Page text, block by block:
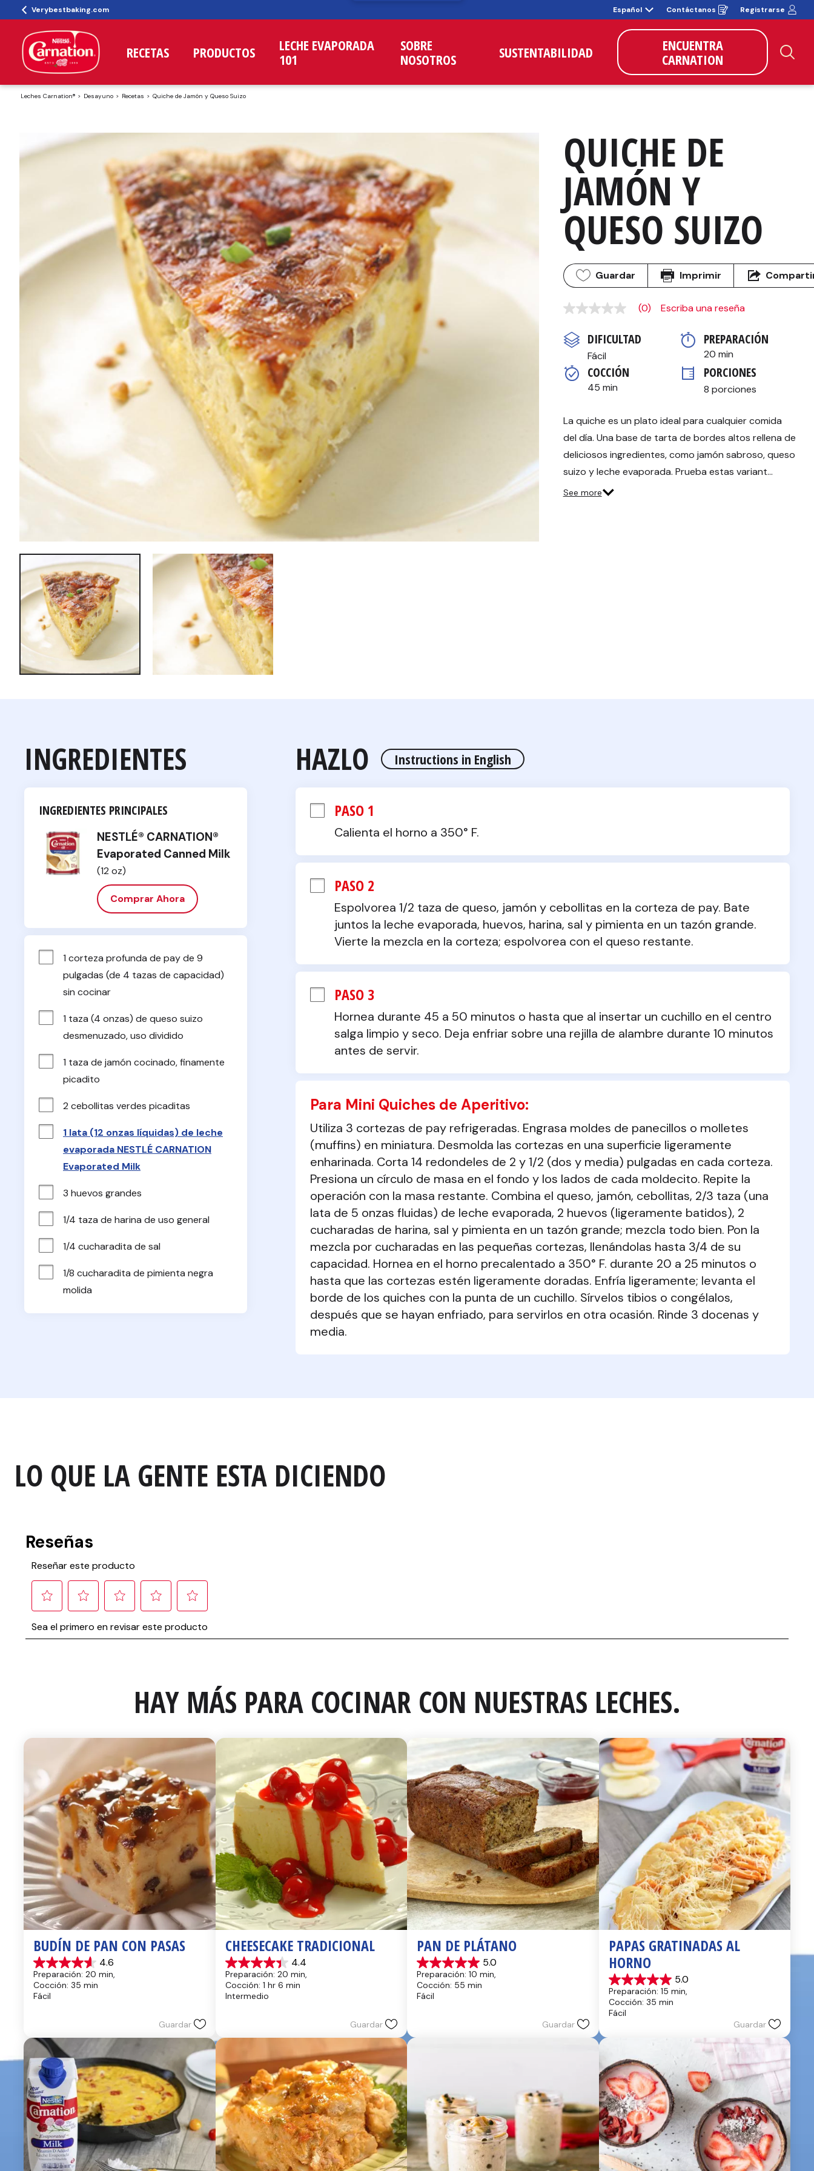
Verybestbaking.com Español Contáctanos
Opens
in
a
window
Registrarse
RECETAS PRODUCTOS
LECHE EVAPORADA
101
SOBRE
NOSOTROS
SUSTENTABILIDAD
ENCUENTRA
CARNATION
Leches Carnation® Desayuno Recetas Quiche de Jamón y Queso Suizo
QUICHE DE
JAMÓN Y
QUESO SUIZO
Guardar Imprimir
Sin
Enlace
en
misma
página.
(0) Escriba una reseña
DIFICULTAD
Fácil
PREPARACIÓN
20 min
COCCIÓN
45 min
PORCIONES
8 porciones
La quiche es un plato ideal para cualquier comida
del día. Una base de tarta de bordes altos rellena de
deliciosos ingredientes, como jamón sabroso, queso
suizo y leche evaporada. Prueba estas variant…
See more
INGREDIENTES
INGREDIENTES PRINCIPALES
NESTLÉ® CARNATION®
Evaporated Canned Milk
(12 oz)
Comprar Ahora
1 corteza profunda de pay de 9
pulgadas (de 4 tazas de capacidad)
sin cocinar
1 taza (4 onzas) de queso suizo
desmenuzado, uso dividido
1 taza de jamón cocinado, finamente
picadito
2 cebollitas verdes picaditas
1 lata (12 onzas líquidas) de leche
evaporada NESTLÉ CARNATION
Evaporated Milk
3 huevos grandes
1/4 taza de harina de uso general
1/4 cucharadita de sal
1/8 cucharadita de pimienta negra
molida
HAZLO Instructions in English
PASO 1
Calienta el horno a 350° F.
PASO 2
Espolvorea 1/2 taza de queso, jamón y cebollitas en la corteza de pay. Bate
juntos la leche evaporada, huevos, harina, sal y pimienta en un tazón grande.
Vierte la mezcla en la corteza; espolvorea con el queso restante.
PASO 3
Hornea durante 45 a 50 minutos o hasta que al insertar un cuchillo en el centro
salga limpio y seco. Deja enfriar sobre una rejilla de alambre durante 10 minutos
antes de servir.
Para Mini Quiches de Aperitivo:
Utiliza 3 cortezas de pay refrigeradas. Engrasa moldes de panecillos o molletes
(muffins) en miniatura. Desmolda las cortezas en una superficie ligeramente
enharinada. Corta 14 redondeles de 2 y 1/2 (dos y media) pulgadas en cada corteza.
Presiona un círculo de masa en el fondo y los lados de cada moldecito. Repite la
operación con la masa restante. Combina el queso, jamón, cebollitas, 2/3 taza (una
lata de 5 onzas fluidas) de leche evaporada, 2 huevos (ligeramente batidos), 2
cucharadas de harina, sal y pimienta en un tazón grande; mezcla todo bien. Pon la
mezcla por cucharadas en las pequeñas cortezas, llenándolas hasta 3/4 de su
capacidad. Hornea en el horno precalentado a 350° F. durante 20 a 25 minutos o
hasta que las cortezas estén ligeramente doradas. Enfría ligeramente; levanta el
borde de los quiches con la punta de un cuchillo. Sírvelos tibios o congélalos,
después que se hayan enfriado, para servirlos en otra ocasión. Rinde 3 docenas y
media.
LO QUE LA GENTE ESTA DICIENDO
HAY MÁS PARA COCINAR CON NUESTRAS LECHES.
BUDÍN DE PAN CON PASAS
4.6
4.6
de
5
estrellas.
Preparación: 20 min,
Cocción: 35 min
Fácil
Guardar
CHEESECAKE TRADICIONAL
4.4
4.4
de
5
estrellas.
Preparación: 20 min,
Cocción: 1 hr 6 min
Intermedio
Guardar
PAN DE PLÁTANO
5.0
5.0
de
5
estrellas.
Preparación: 10 min,
Cocción: 55 min
Fácil
Guardar
PAPAS GRATINADAS AL
HORNO
5.0
5.0
de
5
estrellas.
Preparación: 15 min,
Cocción: 35 min
Fácil
Guardar